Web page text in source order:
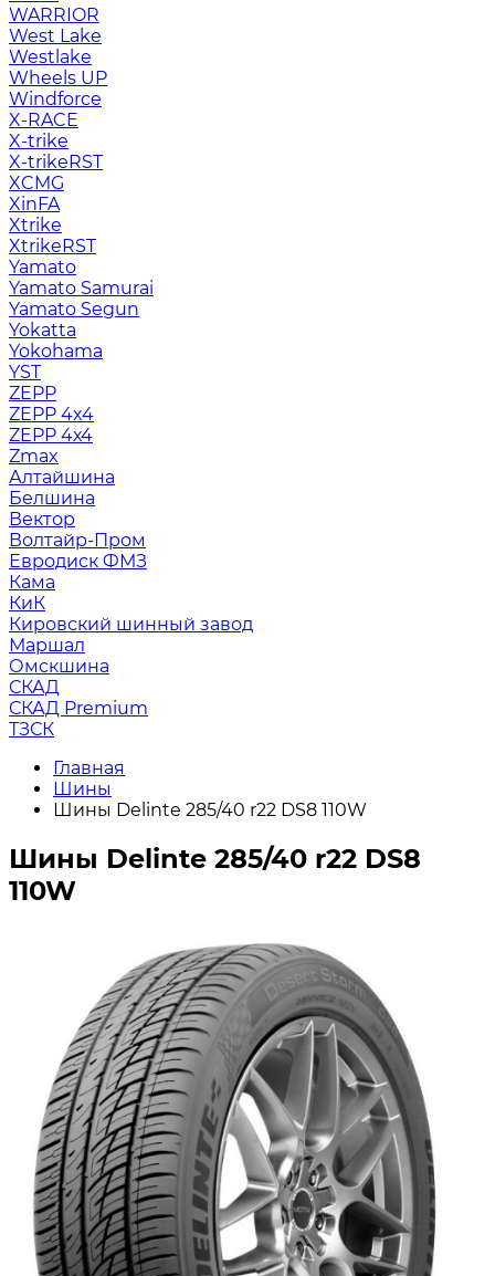
WARRIOR
West Lake
Westlake
Wheels UP
Windforce
X-RACE
X-trike
X-trikeRST
XCMG
XinFA
Xtrike
XtrikeRST
Yamato
Yamato Samurai
Yamato Segun
Yokatta
Yokohama
YST
ZEPP
ZEPP 4x4
ZEPP 4х4
Zmax
Алтайшина
Белшина
Вектор
Волтайр-Пром
Евродиск ФМЗ
Кама
КиК
Кировский шинный завод
Маршал
Омскшина
СКАД
СКАД Premium
ТЗСК
Главная
Шины
Шины Delinte 285/40 r22 DS8 110W
Шины Delinte 285/40 r22 DS8
110W